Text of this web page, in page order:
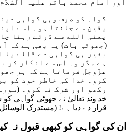
اور امام محمد باقر علیہ
گواہ کو صرف وہی گواہی
یقین سے جانتا ہو۔ اسے
یعنی الله سے ڈرتے رہنا
(جھوٹی بات) یہ بھی ہے کہ
بغیر ہی گواہی دے ڈالے یا
ہے مگر وہ اس سے انکار کر
عزّوجل فرماتا ہے کہ ہر
کرو۔ خدا کی خاطر خود کو
خداوند تعالیٰ نے جھوٹی گواہی
قرار دے دیا ہے! (مستدرک
ان کی گواہی کو کبھی قبول نہ